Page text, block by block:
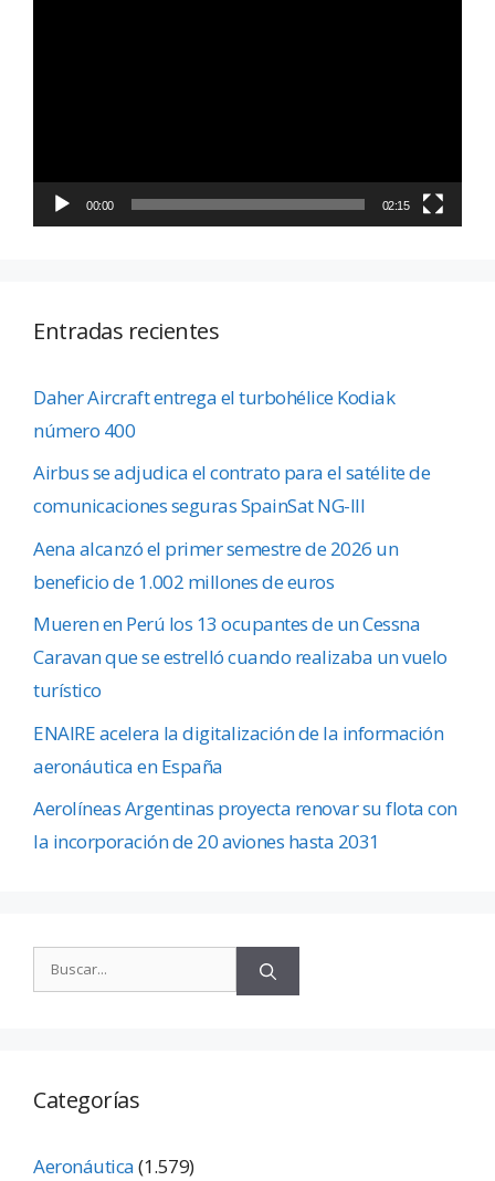
00:00 02:15
Entradas recientes
Daher Aircraft entrega el turbohélice Kodiak
número 400
Airbus se adjudica el contrato para el satélite de
comunicaciones seguras SpainSat NG-III
Aena alcanzó el primer semestre de 2026 un
beneficio de 1.002 millones de euros
Mueren en Perú los 13 ocupantes de un Cessna
Caravan que se estrelló cuando realizaba un vuelo
turístico
ENAIRE acelera la digitalización de la información
aeronáutica en España
Aerolíneas Argentinas proyecta renovar su flota con
la incorporación de 20 aviones hasta 2031
Categorías
Aeronáutica(1.579)